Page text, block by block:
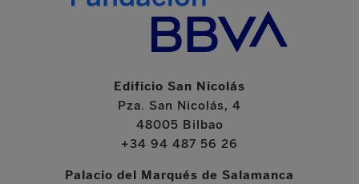
Edificio San Nicolás
Pza. San Nicolás, 4
48005 Bilbao
+34 94 487 56 26
Palacio del Marqués de Salamanca